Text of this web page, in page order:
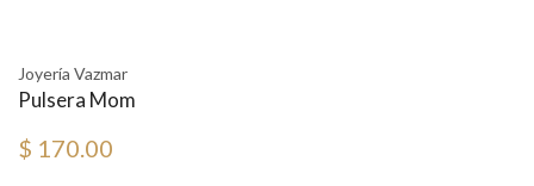
Joyería Vazmar
Pulsera Mom
$ 170.00